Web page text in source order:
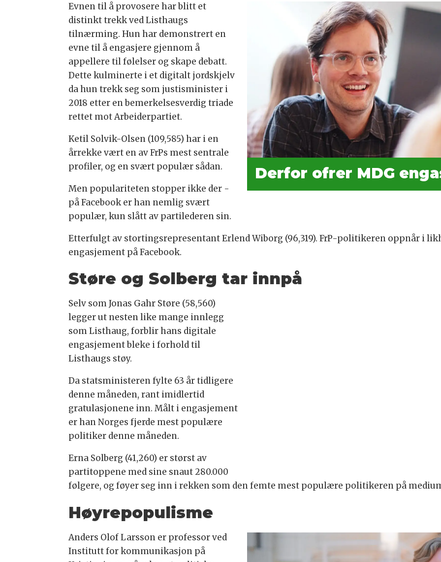
Derfor ofrer MDG
Evnen til å provosere har blitt et
distinkt trekk ved Listhaugs
tilnærming. Hun har demonstrert en
evne til å engasjere gjennom å
appellere til følelser og skape debatt.
Dette kulminerte i et digitalt jordskjelv
da hun trekk seg som justisminister i
2018 etter en bemerkelsesverdig triade
rettet mot Arbeiderpartiet.
Ketil Solvik-Olsen (109,585) har i en
årrekke vært en av FrPs mest sentrale
profiler, og en svært populær sådan.
Men populariteten stopper ikke der -
på Facebook er han nemlig svært
populær, kun slått av partilederen sin.
Etterfulgt av stortingsrepresentant Erlend Wiborg (96,319). FrP-politikeren oppnår i
engasjement på Facebook.
Støre og Solberg tar innpå
Selv som Jonas Gahr Støre (58,560)
legger ut nesten like mange innlegg
som Listhaug, forblir hans digitale
engasjement bleke i forhold til
Listhaugs støy.
Da statsministeren fylte 63 år tidligere
denne måneden, rant imidlertid
gratulasjonene inn. Målt i engasjement
er han Norges fjerde mest populære
politiker denne måneden.
Erna Solberg (41,260) er størst av
partitoppene med sine snaut 280.000
følgere, og føyer seg inn i rekken som den femte mest populære politikeren på
Høyrepopulisme
Anders Olof Larsson er professor ved
Institutt for kommunikasjon på